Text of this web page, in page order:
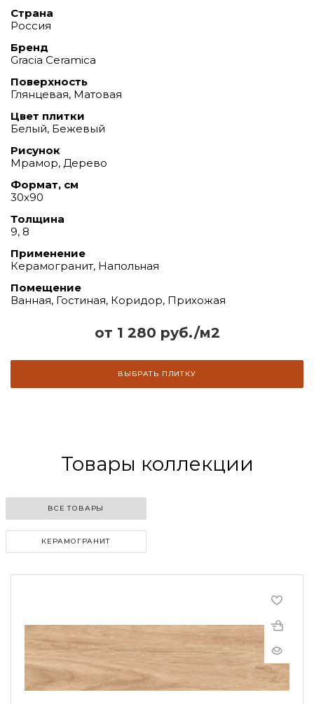
от 1 280 руб./м2
ВЫБРАТЬ ПЛИТКУ
Страна
Россия
Бренд
Gracia Ceramica
Поверхность
Глянцевая, Матовая
Цвет плитки
Белый, Бежевый
Рисунок
Мрамор, Дерево
Формат, см
30х90
Толщина
9, 8
Применение
Керамогранит, Напольная
Помещение
Ванная, Гостиная, Коридор, Прихожая
Товары коллекции
ВСЕ ТОВАРЫ
КЕРАМОГРАНИТ